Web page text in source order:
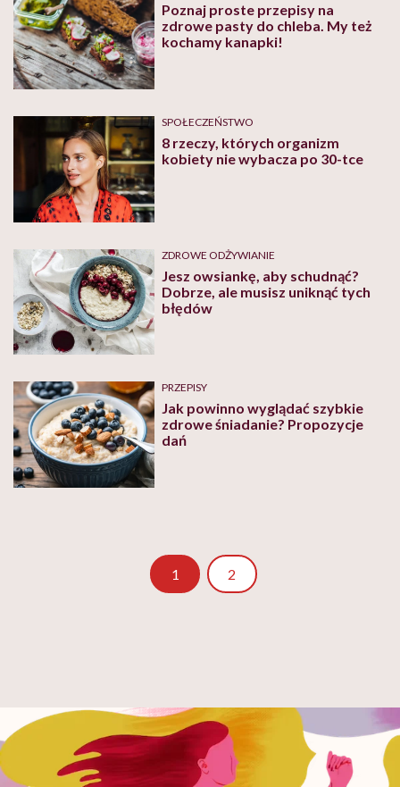
Poznaj proste przepisy na
zdrowe pasty do chleba. My też
kochamy kanapki!
SPOŁECZEŃSTWO
8 rzeczy, których organizm
kobiety nie wybacza po 30-tce
ZDROWE ODŻYWIANIE
Jesz owsiankę, aby schudnąć?
Dobrze, ale musisz uniknąć tych
błędów
PRZEPISY
Jak powinno wyglądać szybkie
zdrowe śniadanie? Propozycje
dań
1 Strona
2